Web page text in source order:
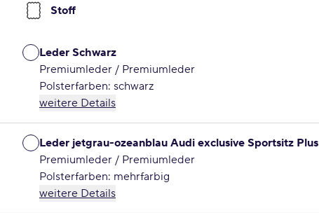
Stoff
Leder Schwarz
Premiumleder / Premiumleder
Polsterfarben: schwarz
weitere Details
Leder jetgrau-ozeanblau Audi exclusive Sportsitz Plus
Premiumleder / Premiumleder
Polsterfarben: mehrfarbig
weitere Details